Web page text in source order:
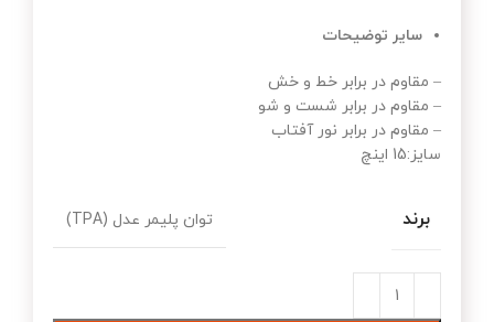
سایر توضیحات
– مقاوم در برابر خط و خش
– مقاوم در برابر شست و شو
– مقاوم در برابر نور آفتاب
سایز:15 اینچ
برند توان پلیمر عدل (TPA)